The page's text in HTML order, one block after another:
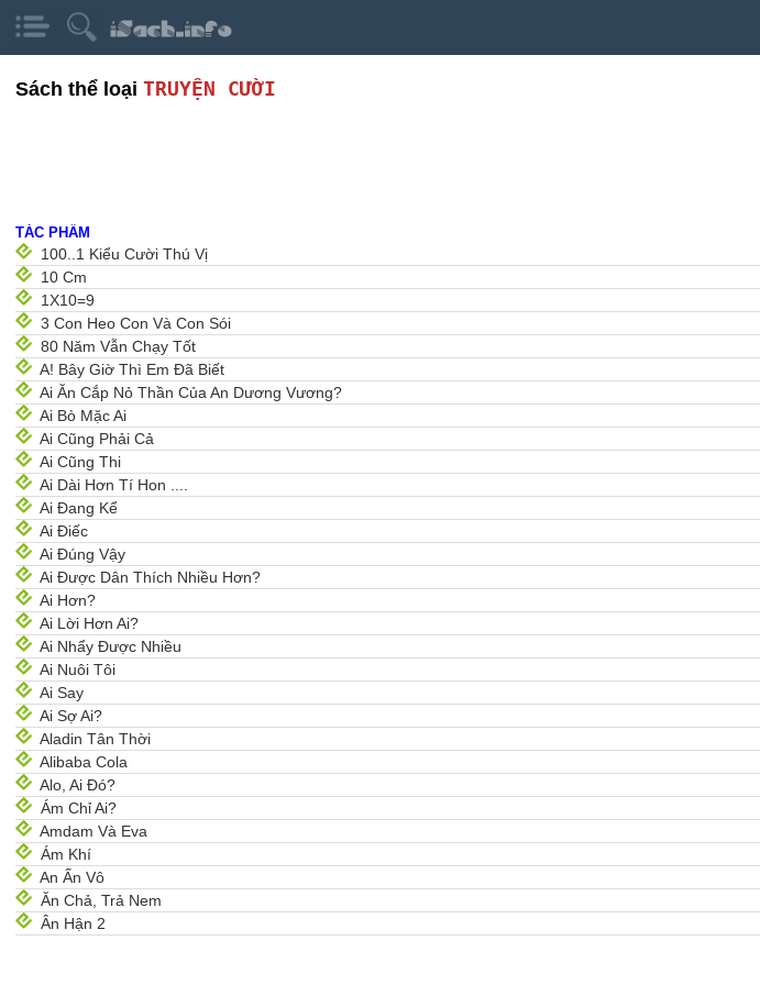
Sách thể loại TRUYỆN CƯỜI
TÁC PHẨM
100..1 Kiểu Cười Thú Vị
10 Cm
1X10=9
3 Con Heo Con Và Con Sói
80 Năm Vẫn Chạy Tốt
A! Bây Giờ Thì Em Đã Biết
Ai Ăn Cắp Nỏ Thần Của An Dương Vương?
Ai Bò Mặc Ai
Ai Cũng Phải Cả
Ai Cũng Thi
Ai Dài Hơn Tí Hon ....
Ai Đang Kể
Ai Điếc
Ai Đúng Vậy
Ai Được Dân Thích Nhiều Hơn?
Ai Hơn?
Ai Lời Hơn Ai?
Ai Nhẩy Được Nhiều
Ai Nuôi Tôi
Ai Say
Ai Sợ Ai?
Aladin Tân Thời
Alibaba Cola
Alo, Ai Đó?
Ám Chỉ Ai?
Amdam Và Eva
Ám Khí
An Ấn Vô
Ăn Chả, Trả Nem
Ân Hận 2